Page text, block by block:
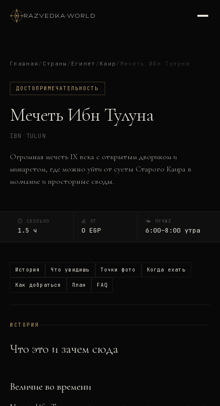
RAZVEDKA·WORLD
Главная / Страны / Египет / Каир / Мечеть Ибн Тулуна
ДОСТОПРИМЕЧАТЕЛЬНОСТЬ
Мечеть Ибн Тулуна
IBN TULUN
Огромная мечеть IX века с открытым двориком и
минаретом, где можно уйти от суеты Старого Каира в
молчание и просторные своды.
⏱ СКОЛЬКО
1.5 ч
💰 ОТ
0 EGP
🌤 ЛУЧШЕ
6:00–8:00 утра
История Что увидишь Точки фото Когда ехать
Как добраться План FAQ
ИСТОРИЯ
Что это и зачем сюда
Величие во времени